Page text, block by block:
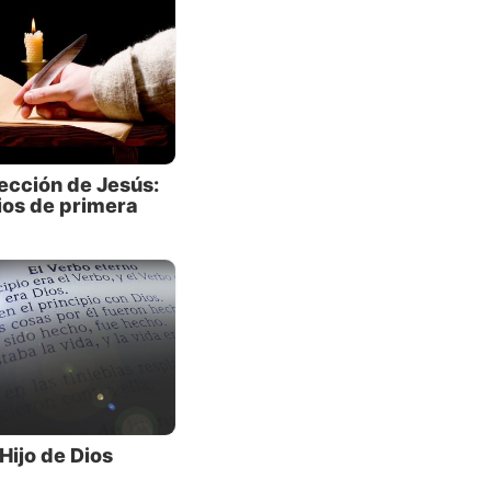
José,
toda
de Jesús:
de primera
de Dios